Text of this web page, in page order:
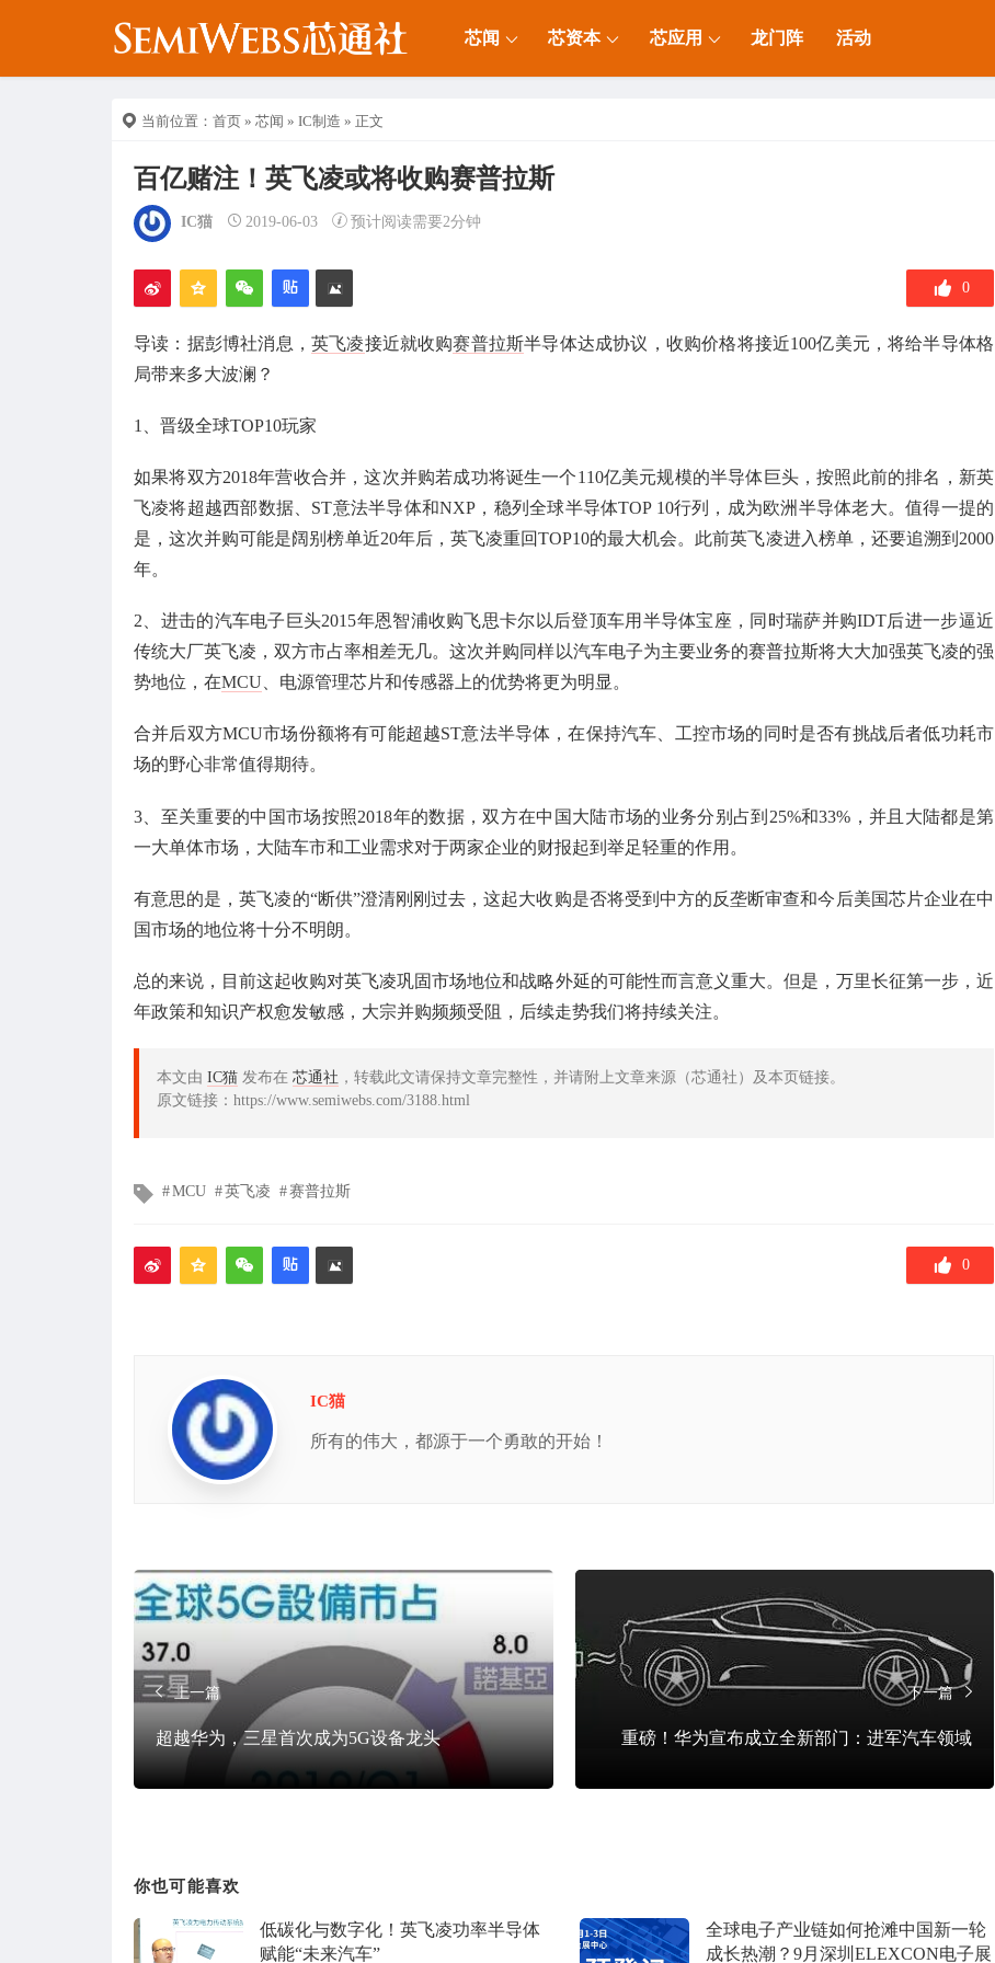
芯闻 芯资本 芯应用 龙门阵 活动
当前位置： 首页 » 芯闻 » IC制造 » 正文
百亿赌注！英飞凌或将收购赛普拉斯
IC猫 2019-06-03 预计阅读需要2分钟
0
导读：据彭博社消息， 英飞凌接近就收购赛普拉斯半导体达成协议，收购价格将接近100亿美元，将给半导体格
局带来多大波澜？
1、晋级全球TOP10玩家
如果将双方2018年营收合并，这次并购若成功将诞生一个110亿美元规模的半导体巨头，按照此前的排名，新英
飞凌将超越西部数据、ST意法半导体和NXP，稳列全球半导体TOP 10行列，成为欧洲半导体老大。值得一提的
是，这次并购可能是阔别榜单近20年后，英飞凌重回TOP10的最大机会。此前英飞凌进入榜单，还要追溯到2000
年。
2、进击的汽车电子巨头2015年恩智浦收购飞思卡尔以后登顶车用半导体宝座，同时瑞萨并购IDT后进一步逼近
传统大厂英飞凌，双方市占率相差无几。这次并购同样以汽车电子为主要业务的赛普拉斯将大大加强英飞凌的强
势地位，在MCU 、电源管理芯片和传感器上的优势将更为明显。
合并后双方MCU市场份额将有可能超越ST意法半导体，在保持汽车、工控市场的同时是否有挑战后者低功耗市
场的野心非常值得期待。
3、至关重要的中国市场按照2018年的数据，双方在中国大陆市场的业务分别占到25%和33%，并且大陆都是第
一大单体市场，大陆车市和工业需求对于两家企业的财报起到举足轻重的作用。
有意思的是，英飞凌的“断供”澄清刚刚过去，这起大收购是否将受到中方的反垄断审查和今后美国芯片企业在中
国市场的地位将十分不明朗。
总的来说，目前这起收购对英飞凌巩固市场地位和战略外延的可能性而言意义重大。但是，万里长征第一步，近
年政策和知识产权愈发敏感，大宗并购频频受阻，后续走势我们将持续关注。
本文由 IC猫 发布在 芯通社 ，转载此文请保持文章完整性，并请附上文章来源（芯通社）及本页链接。
原文链接：https://www.semiwebs.com/3188.html
文
签
MCU 英飞凌 赛普拉斯
0
IC猫
所有的伟大，都源于一个勇敢的开始！
上一篇
超越华为，三星首次成为5G设备龙头
下一篇
重磅！华为宣布成立全新部门：进军汽车领域
你也可能喜欢
低碳化与数字化！英飞凌功率半导体
赋能“未来汽车”
全球电子产业链如何抢滩中国新一轮
成长热潮？9月深圳ELEXCON电子展